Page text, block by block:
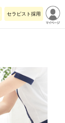
セラピスト採用